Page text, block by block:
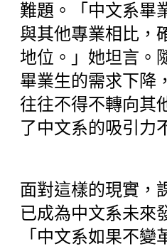
難題。「中文系畢
與其他專業相比，
地位。」她坦言。
畢業生的需求下降
往往不得不轉向其
了中文系的吸引力
面對這樣的現實，
已成為中文系未來
「中文系如果不